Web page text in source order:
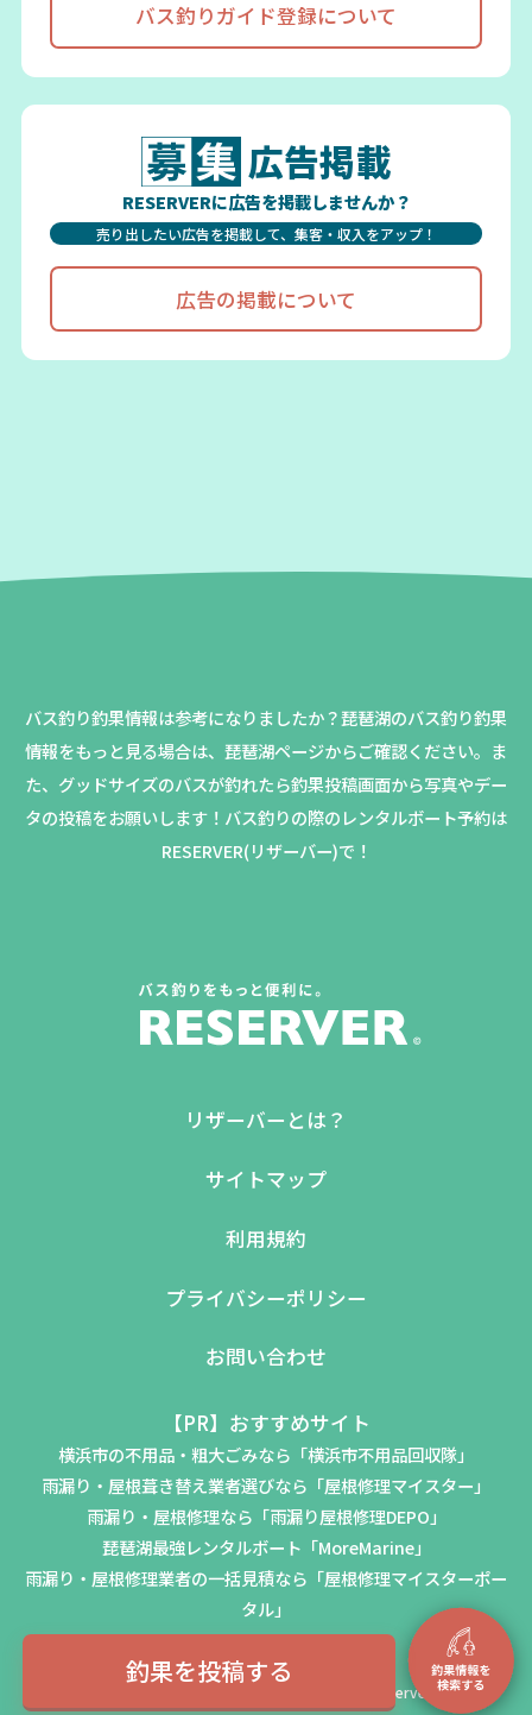
釣果を投稿する
バス釣りガイド登録について
広告掲載
RESERVERに広告を掲載しませんか？
売り出したい広告を掲載して、集客・収入をアップ！
広告の掲載について
バス釣り釣果情報は参考になりましたか？琵琶湖のバス釣り釣果
情報をもっと見る場合は、琵琶湖ページからご確認ください。 ま
た、グッドサイズのバスが釣れたら釣果投稿画面から写真やデー
タの投稿をお願いします！バス釣りの際のレンタルボート予約は
RESERVER(リザーバー)で！
リザーバーとは？
サイトマップ
利用規約
プライバシーポリシー
お問い合わせ
【PR】おすすめサイト
横浜市の不用品・粗大ごみなら「横浜市不用品回収隊」
雨漏り・屋根葺き替え業者選びなら「屋根修理マイスター」
雨漏り・屋根修理なら「雨漏り屋根修理DEPO」
琵琶湖最強レンタルボート「MoreMarine」
雨漏り・屋根修理業者の一括見積なら「屋根修理マイスターポー
タル」
© 2023-2026 CHOTENSHA Inc. All Rights Reserved.